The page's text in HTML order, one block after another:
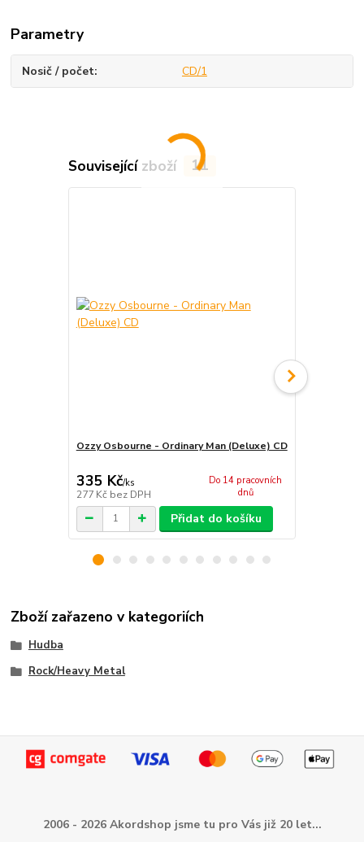
Parametry
Nosič / počet CD/1
Související zboží 11
Ozzy Osbourne - Ordinary Man (Deluxe) CD
335 Kč/ks
277 Kč bez DPH
Do 14 pracovních
dnů
Přidat do košíku
Zboží zařazeno v kategoriích
Hudba
Rock/Heavy Metal
2006 - 2026 Akordshop jsme tu pro Vás již 20 let...